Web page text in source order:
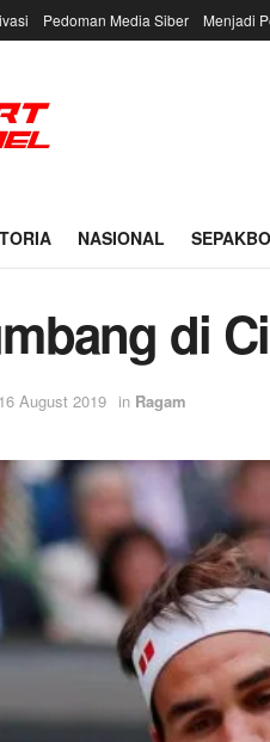
Pedoman Media Siber Menjadi
NASIONAL
di
16 August 2019 in Ragam